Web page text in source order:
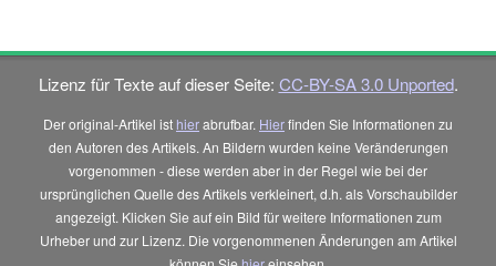
Lizenz für Texte auf dieser Seite: CC-BY-SA 3.0 Unported.
Der original-Artikel ist hierabrufbar. Hierfinden Sie Informationen zu
den Autoren des Artikels. An Bildern wurden keine Veränderungen
vorgenommen - diese werden aber in der Regel wie bei der
ursprünglichen Quelle des Artikels verkleinert, d.h. als Vorschaubilder
angezeigt. Klicken Sie auf ein Bild für weitere Informationen zum
Urheber und zur Lizenz. Die vorgenommenen Änderungen am Artikel